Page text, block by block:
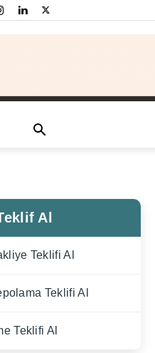
Al
Teklifi Al
Teklifi Al
Teklifi Al